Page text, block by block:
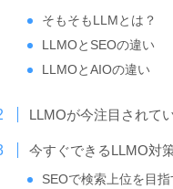
そもそもLLMとは？
LLMOとSEOの違い
LLMOとAIOの違い
LLMOが今注目されて
今すぐできるLLMO対
SEOで検索上位を目指